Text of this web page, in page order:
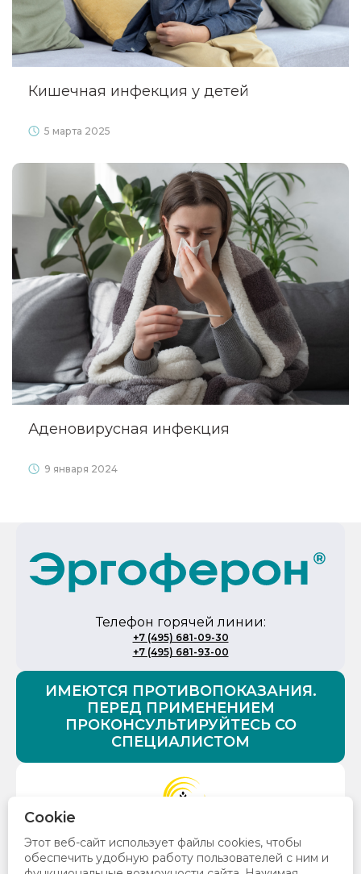
Кишечная инфекция у детей
5 марта 2025
Аденовирусная инфекция
9 января 2024
Телефон горячей линии:
+7 (495) 681-09-30
+7 (495) 681-93-00
ИМЕЮТСЯ ПРОТИВОПОКАЗАНИЯ.
ПЕРЕД ПРИМЕНЕНИЕМ
ПРОКОНСУЛЬТИРУЙТЕСЬ СО
СПЕЦИАЛИСТОМ
Медика Холдинг»
129272, Москва, ул. Трифоновская, д. 47 , стр. 1, +7
Cookie
Этот веб-сайт использует файлы cookies, чтобы
обеспечить удобную работу пользователей с ним и